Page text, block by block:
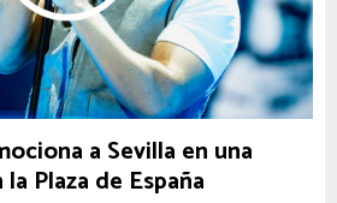
a Sevilla en una
Plaza de España